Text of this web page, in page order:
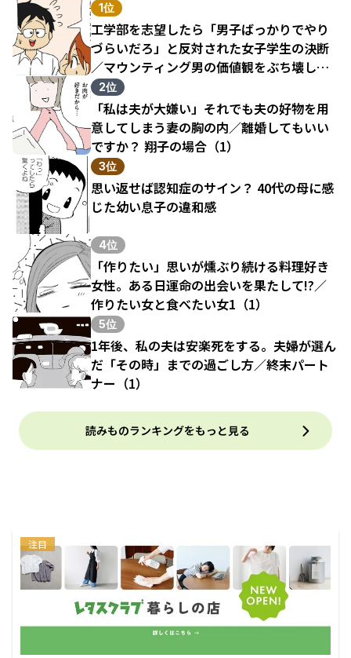
1位
工学部を志望したら「男子ばっかりでやり
づらいだろ」と反対された女子学生の決断
／マウンティング男の価値観をぶち壊した
結果（1）
2位
「私は夫が大嫌い」それでも夫の好物を用
意してしまう妻の胸の内／離婚してもいい
ですか？ 翔子の場合（1）
3位
思い返せば認知症のサイン？ 40代の母に感
じた幼い息子の違和感
4位
「作りたい」思いが燻ぶり続ける料理好き
女性。ある日運命の出会いを果たして!?／
作りたい女と食べたい女1（1）
5位
1年後、私の夫は安楽死をする。夫婦が選ん
だ「その時」までの過ごし方／終末パート
ナー（1）
読みものランキングをもっと見る
注目